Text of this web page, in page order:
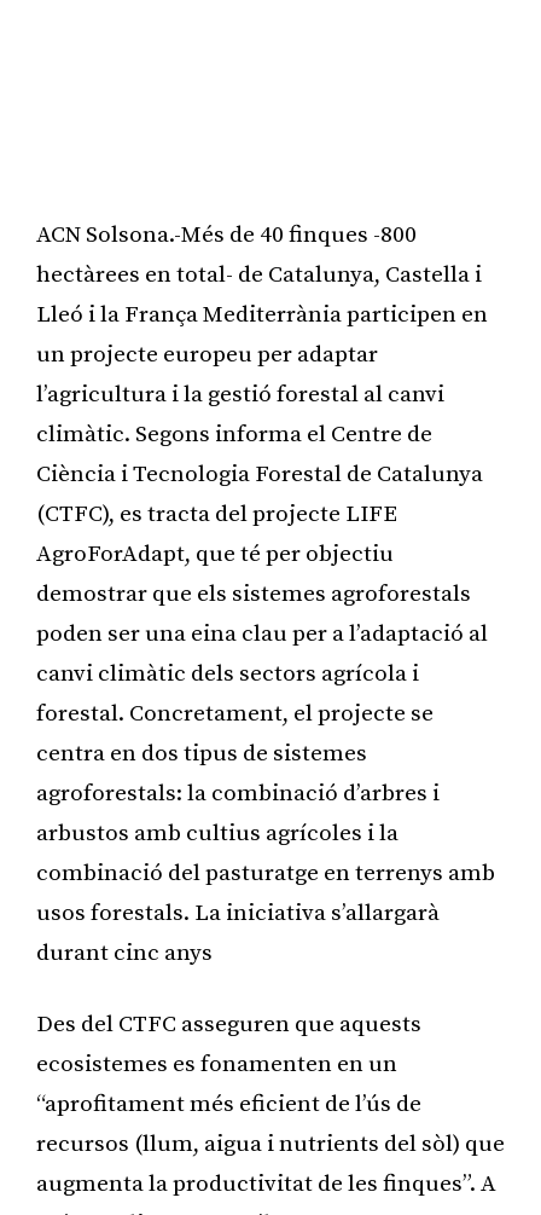
ACN Solsona.-Més de 40 finques -800
hectàrees en total- de Catalunya, Castella i
Lleó i la França Mediterrània participen en
un projecte europeu per adaptar
l’agricultura i la gestió forestal al canvi
climàtic. Segons informa el Centre de
Ciència i Tecnologia Forestal de Catalunya
(CTFC), es tracta del projecte LIFE
AgroForAdapt, que té per objectiu
demostrar que els sistemes agroforestals
poden ser una eina clau per a l’adaptació al
canvi climàtic dels sectors agrícola i
forestal. Concretament, el projecte se
centra en dos tipus de sistemes
agroforestals: la combinació d’arbres i
arbustos amb cultius agrícoles i la
combinació del pasturatge en terrenys amb
usos forestals. La iniciativa s’allargarà
durant cinc anys
Des del CTFC asseguren que aquests
ecosistemes es fonamenten en un
“aprofitament més eficient de l’ús de
recursos (llum, aigua i nutrients del sòl) que
augmenta la productivitat de les finques”. A